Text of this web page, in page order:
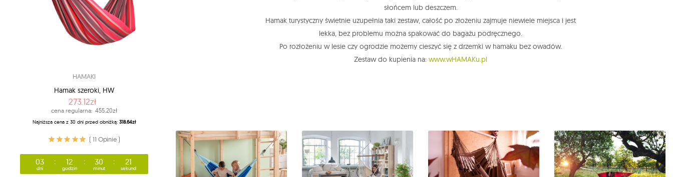
słońcem lub deszczem.
Hamak turystyczny świetnie uzupełnia taki zestaw, całość po złożeniu zajmuje niewiele miejsca i jest
lekka, bez problemu można spakować do bagażu podręcznego.
Po rozłożeniu w lesie czy ogrodzie możemy cieszyć się z drzemki w hamaku bez owadów.
Zestaw do kupienia na: www.wHAMAKu.pl
HAMAKI
Hamak szeroki, HW
273.12zł
cena regularna: 455.20zł
Najniższa cena z 30 dni przed obniżką: 318.64zł
( 11 Opinie )
03
dni
12
godzin
30
minut
18
sekund